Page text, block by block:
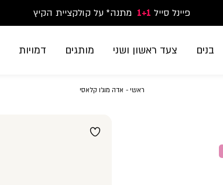
משלוח חינם בקנייה מעל 299₪ | זמני אספקה עד 5 ימי עסקים
פיינל סייל 1+1 מתנה* על קולקציית הקיץ
נעלי ספורט וסניקרס זוג שני החל מ-59.90
בנים צעד ראשון ושני מותגים דמויות
ראשי ראשי
אדה מוג’ו קלאסיאדה